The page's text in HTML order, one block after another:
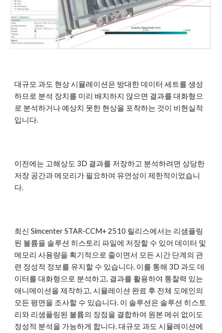
대규모 과도 현상 시뮬레이션은 방대한 데이터 세트를 생성
하므로 분석 장치를 미리 배치하지 않으면 결과를 대화형으
로 분석하거나 예상치 못한 현상을 포착하는 것이 비현실적
입니다.
이전에는 고해상도 3D 결과를 저장하고 분석하려면 상당한
저장 공간과 메모리가 필요하여 유연성이 제한적이었습니
다.
최신 Simcenter STAR-CCM+ 2510 릴리스에서는 리샘플링
된 볼륨을 솔루션 히스토리 파일에 저장할 수 있어 데이터 및
메모리 사용량을 획기적으로 줄이면서 모든 시간 단계의 관
련 정성적 정보를 유지할 수 있습니다. 이를 통해 3D 과도 데
이터를 대화형으로 분석하고, 결과를 활용하여 통찰력 있는
애니메이션을 제작하고, 시뮬레이션 완료 후 전체 도메인의
모든 평면을 조사할 수 있습니다. 이 솔루션은 솔루션 히스토
리와 리샘플링된 볼륨의 장점을 결합하여 원본 메쉬 없이도
정성적 분석을 가능하게 합니다. 대규모 과도 시뮬레이션에